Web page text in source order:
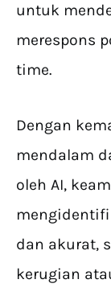
untuk
merespons
time.
Dengan
mendalam
oleh AI,
dan akurat,
kerugian